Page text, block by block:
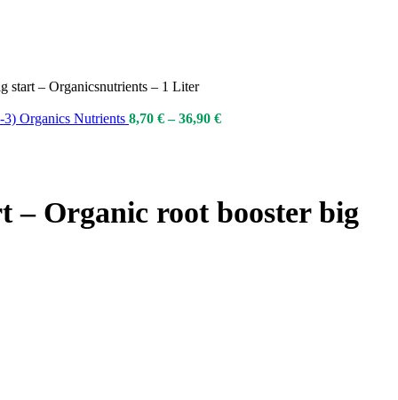
start – Organicsnutrients – 1 Liter
Organics Nutrients 8,70 €–36,90 €
– Organic root booster big